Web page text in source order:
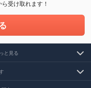
受け取れます！
と見る